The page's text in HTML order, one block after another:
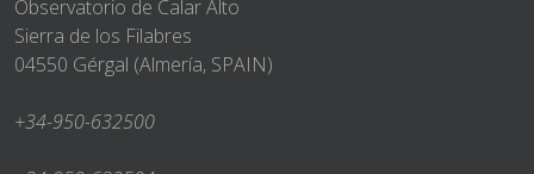
Observatorio de Calar Alto
Sierra de los Filabres
04550 Gérgal (Almería, SPAIN)
+34-950-632500